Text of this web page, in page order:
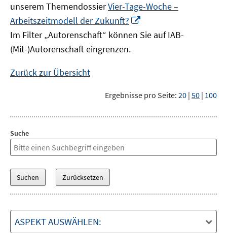
unserem ThemendossierVier-Tage-Woche –
Arbeitszeitmodell der Zukunft?
neuem
Im Filter „Autorenschaft“ können Sie auf IAB-
(Mit-)Autorenschaft eingrenzen.
Zurück zur Übersicht
Ergebnisse pro Seite: 20 | 50 | 100
Suche
ASPEKT AUSWÄHLEN: